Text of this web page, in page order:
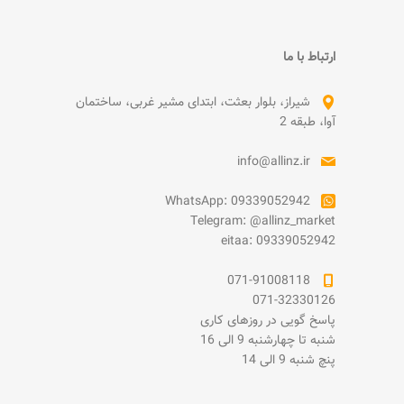
ارتباط با ما
شیراز، بلوار بعثت، ابتدای مشیر غربی، ساختمان
آوا، طبقه 2
info@allinz.ir
WhatsApp: 09339052942
Telegram: @allinz_market
eitaa: 09339052942
071-91008118
071-32330126
پاسخ گویی در روزهای کاری
شنبه تا چهارشنبه 9 الی 16
پنچ شنبه 9 الی 14